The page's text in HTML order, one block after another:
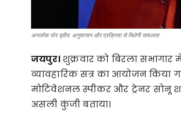
अनलॉक योर ड्रीम: अनुशासन और प्रक्रिया से मिलेगी सफलता
जयपुर। शुक्रवार को बिरला
व्यावहारिक सत्र का आयोजन किया
मोटिवेशनल स्पीकर और ट्रेनर सोनू
असली कुंजी बताया।